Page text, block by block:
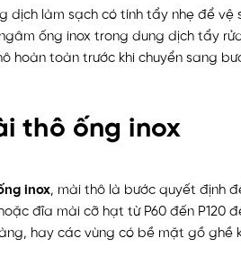
dịch làm sạch có tính tẩy nhẹ để
ống inox trong dung dịch tẩy
hoàn toàn trước khi chuyển sang
thô ống inox
inox, mài thô là bước quyết định
đĩa mài cỡ hạt từ P60 đến P120
hay các vùng có bề mặt gồ ghề